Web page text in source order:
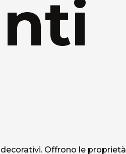
Offrono le proprietà